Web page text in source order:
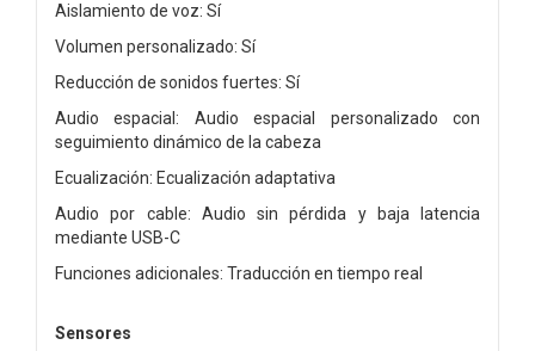
Aislamiento de voz: Sí
Volumen personalizado: Sí
Reducción de sonidos fuertes: Sí
Audio espacial: Audio espacial personalizado con
seguimiento dinámico de la cabeza
Ecualización: Ecualización adaptativa
Audio por cable: Audio sin pérdida y baja latencia
mediante USB-C
Funciones adicionales: Traducción en tiempo real
Sensores